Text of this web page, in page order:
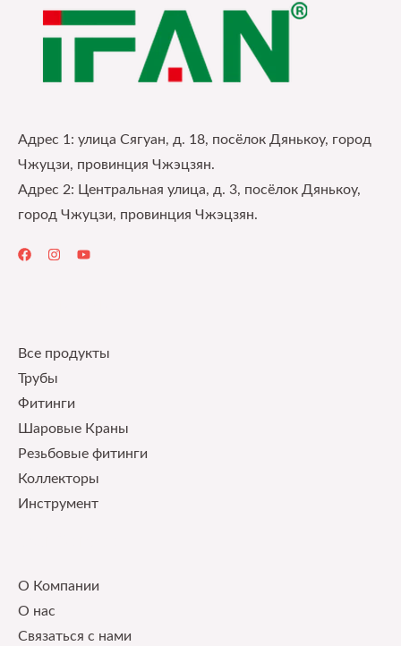
Адрес 1: улица Сягуан, д. 18, посёлок Дянькоу, город
Чжуцзи, провинция Чжэцзян.
Адрес 2: Центральная улица, д. 3, посёлок Дянькоу,
город Чжуцзи, провинция Чжэцзян.
Все продукты
Трубы
Фитинги
Шаровые Краны
Pезьбовые фитинги
Коллекторы
Инструмент
О Компании
О нас
Связаться с нами